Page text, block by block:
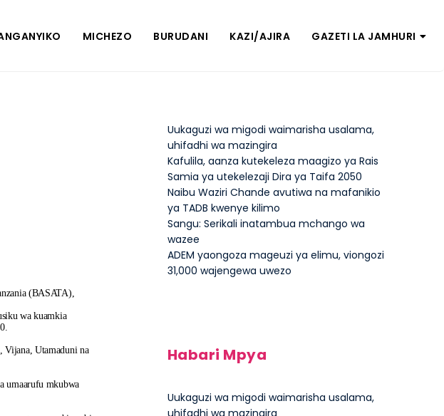
MICHEZO BURUDANI KAZI/AJIRA GAZETI LA JAMHURI
(BASATA),
wa kuamkia
Vijana, Utamaduni na
umaarufu mkubwa
Uukaguzi wa migodi waimarisha usalama,
uhifadhi wa mazingira
Kafulila, aanza kutekeleza maagizo ya Rais
Samia ya utekelezaji Dira ya Taifa 2050
Naibu Waziri Chande avutiwa na mafanikio
ya TADB kwenye kilimo
Sangu: Serikali inatambua mchango wa
wazee
ADEM yaongoza mageuzi ya elimu, viongozi
31,000 wajengewa uwezo
Habari Mpya
Uukaguzi wa migodi waimarisha usalama,
uhifadhi wa mazingira